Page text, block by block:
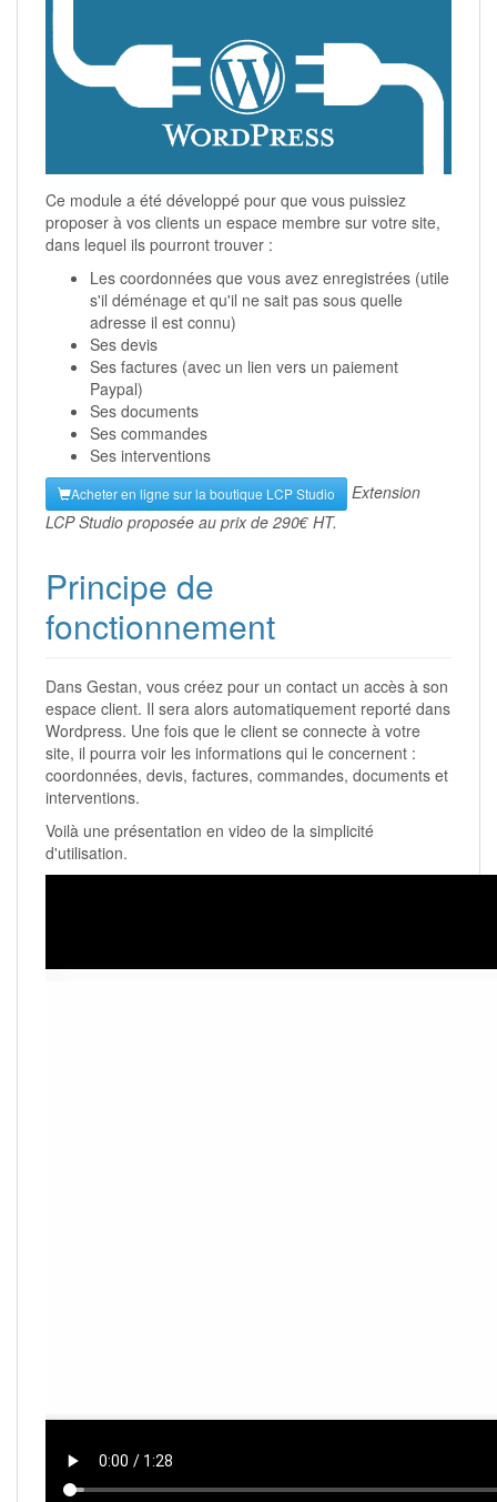
Ce module a été développé pour que vous puissiez
proposer à vos clients un espace membre sur votre site,
dans lequel ils pourront trouver :
Les coordonnées que vous avez enregistrées (utile
s'il déménage et qu'il ne sait pas sous quelle
adresse il est connu)
Ses devis
Ses factures (avec un lien vers un paiement
Paypal)
Ses documents
Ses commandes
Ses interventions
Acheter en ligne sur la boutique LCP Studio
Extension
LCP Studio proposée au prix de 290€ HT.
Principe de
fonctionnement
Dans Gestan, vous créez pour un contact un accès à son
espace client. Il sera alors automatiquement reporté dans
Wordpress. Une fois que le client se connecte à votre
site, il pourra voir les informations qui le concernent :
coordonnées, devis, factures, commandes, documents et
interventions.
Voilà une présentation en video de la simplicité
d'utilisation.